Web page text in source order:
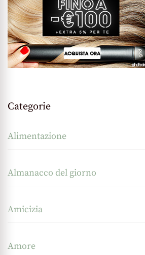
Categorie
Alimentazione
Almanacco del giorno
Amicizia
Amore